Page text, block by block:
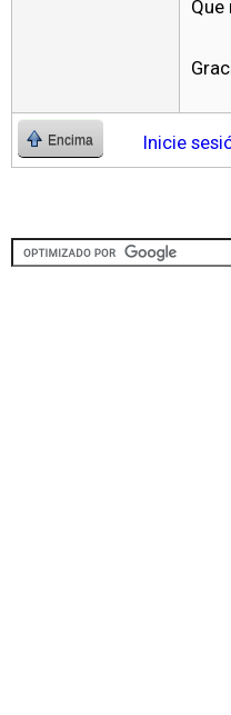
Encima Inicie